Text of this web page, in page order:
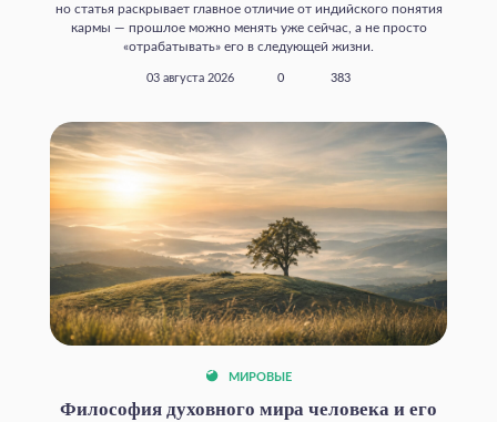
но статья раскрывает главное отличие от индийского понятия
кармы — прошлое можно менять уже сейчас, а не просто
«отрабатывать» его в следующей жизни.
03 августа 2026 0 383
МИРОВЫЕ
Философия духовного мира человека и его